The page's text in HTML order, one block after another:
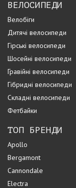
ВЕЛОСИПЕДИ
Велобіги
Дитячі велосипеди
Гірські велосипеди
Шосейні велосипеди
Гравійні велосипеди
Гібридні велосипеди
Складні велосипеди
Фетбайки
ТОП БРЕНДИ
Apollo
Bergamont
Cannondale
Electra